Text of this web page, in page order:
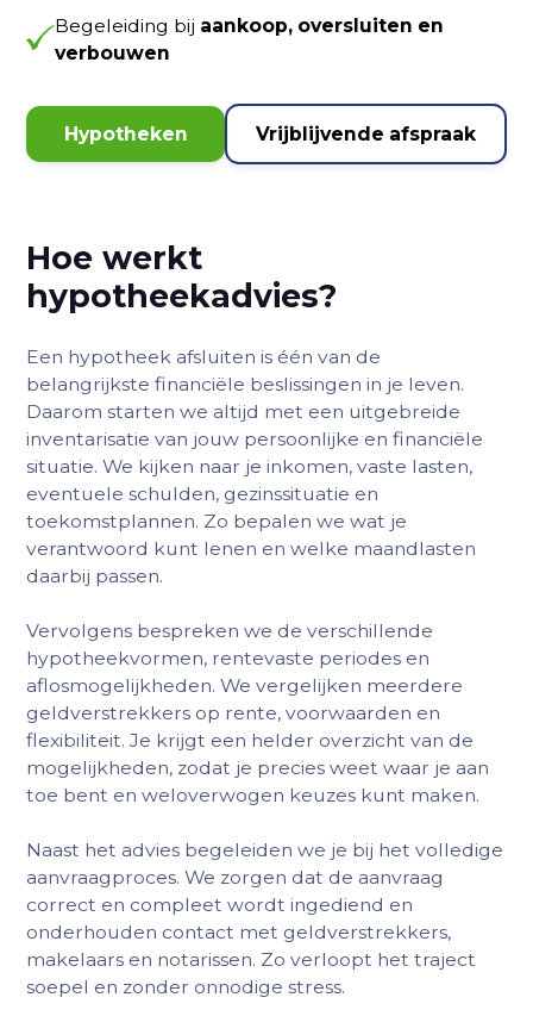
Begeleiding bij aankoop, oversluiten en
verbouwen
Hypotheken Vrijblijvende afspraak
Hoe werkt
hypotheekadvies?
Een hypotheek afsluiten is één van de
belangrijkste financiële beslissingen in je leven.
Daarom starten we altijd met een uitgebreide
inventarisatie van jouw persoonlijke en financiële
situatie. We kijken naar je inkomen, vaste lasten,
eventuele schulden, gezinssituatie en
toekomstplannen. Zo bepalen we wat je
verantwoord kunt lenen en welke maandlasten
daarbij passen.
Vervolgens bespreken we de verschillende
hypotheekvormen, rentevaste periodes en
aflosmogelijkheden. We vergelijken meerdere
geldverstrekkers op rente, voorwaarden en
flexibiliteit. Je krijgt een helder overzicht van de
mogelijkheden, zodat je precies weet waar je aan
toe bent en weloverwogen keuzes kunt maken.
Naast het advies begeleiden we je bij het volledige
aanvraagproces. We zorgen dat de aanvraag
correct en compleet wordt ingediend en
onderhouden contact met geldverstrekkers,
makelaars en notarissen. Zo verloopt het traject
soepel en zonder onnodige stress.